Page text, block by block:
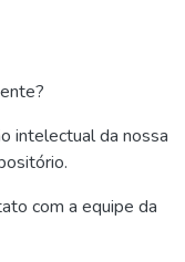
intelectual da nossa
com a equipe da